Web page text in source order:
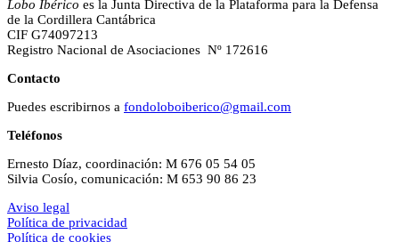
Lobo Ibérico es la Junta Directiva de la Plataforma para la Defensa
de la Cordillera Cantábrica
CIF G74097213
Registro Nacional de Asociaciones Nº 172616
Contacto
Puedes escribirnos a fondoloboiberico@gmail.com
Teléfonos
Ernesto Díaz, coordinación: M 676 05 54 05
Silvia Cosío, comunicación: M 653 90 86 23
Aviso legal
Política de privacidad
Política de cookies